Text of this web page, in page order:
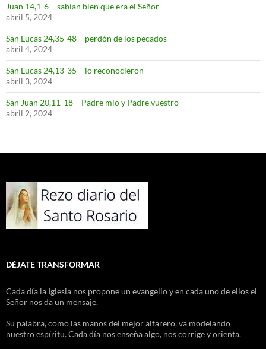
Juan 14,1-6 – sabían bien que era el Señor
abril 5, 2024
San Lucas 24,35-48 – perdón de los pecados
abril 4, 2024
San Lucas 24,13-35 – lo reconocieron
abril 3, 2024
San Juan 20,11-18 – Padre mío y Padre vuestro
abril 2, 2024
DÉJATE TRANSFORMAR
Cada día la Iglesia nos propone un evangelio y en cada uno de ellos el
Señor nos da un mensaje.
Su palabra, como las manos del mejor alfarero, va modelando
nuestro espíritu. Cada día nos enseña algo, nos corrige y orienta.